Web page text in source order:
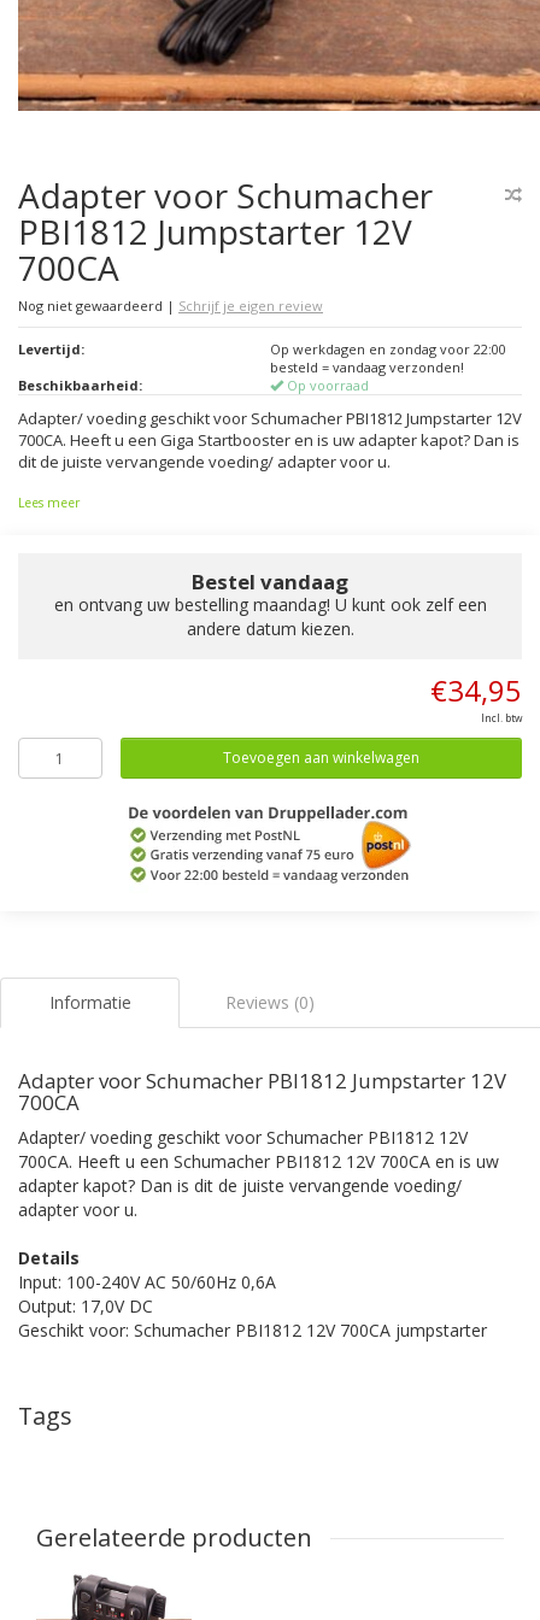
Adapter voor Schumacher
PBI1812 Jumpstarter 12V
700CA
Nog niet gewaardeerd | Schrijf je eigen review
Levertijd:
Op werkdagen en zondag voor 22:00
besteld = vandaag verzonden!
Beschikbaarheid:
Op voorraad
Adapter/ voeding geschikt voor Schumacher PBI1812 Jumpstarter 12V
700CA. Heeft u een Giga Startbooster en is uw adapter kapot? Dan is
dit de juiste vervangende voeding/ adapter voor u.
Lees meer
Bestel vandaag
en ontvang uw bestelling maandag! U kunt ook zelf een
andere datum kiezen.
€34,95
Incl. btw
Toevoegen aan winkelwagen
Informatie Reviews (0)
Adapter voor Schumacher PBI1812 Jumpstarter 12V
700CA
Adapter/ voeding geschikt voor Schumacher PBI1812 12V
700CA. Heeft u een Schumacher PBI1812 12V 700CA en is uw
adapter kapot? Dan is dit de juiste vervangende voeding/
adapter voor u.
Details
Input: 100-240V AC 50/60Hz 0,6A
Output: 17,0V DC
Geschikt voor: Schumacher PBI1812 12V 700CA jumpstarter
Tags
Gerelateerde producten